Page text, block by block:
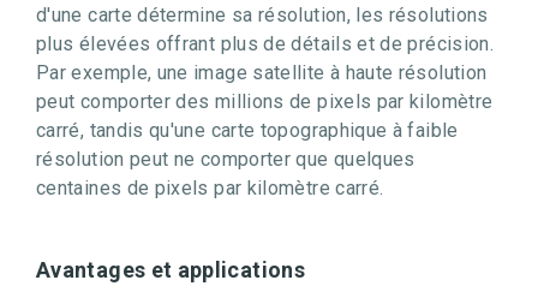
d'une carte détermine sa résolution, les résolutions
plus élevées offrant plus de détails et de précision.
Par exemple, une image satellite à haute résolution
peut comporter des millions de pixels par kilomètre
carré, tandis qu'une carte topographique à faible
résolution peut ne comporter que quelques
centaines de pixels par kilomètre carré.
Avantages et applications